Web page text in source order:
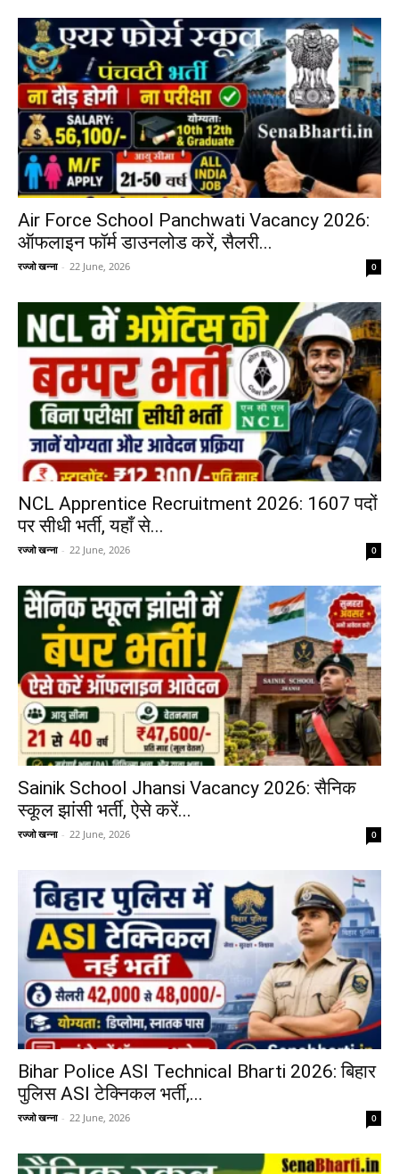
Air Force School Panchwati Vacancy 2026:
ऑफलाइन फॉर्म डाउनलोड करें, सैलरी...
रज्जो खन्ना - 22 June, 2026 0
NCL Apprentice Recruitment 2026: 1607 पदों
पर सीधी भर्ती, यहाँ से...
रज्जो खन्ना - 22 June, 2026 0
Sainik School Jhansi Vacancy 2026: सैनिक
स्कूल झांसी भर्ती, ऐसे करें...
रज्जो खन्ना - 22 June, 2026 0
Bihar Police ASI Technical Bharti 2026: बिहार
पुलिस ASI टेक्निकल भर्ती,...
रज्जो खन्ना - 22 June, 2026 0